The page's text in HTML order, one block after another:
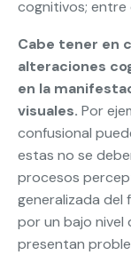
cognitivos;
Cabe tener en
alteraciones
en la
visuales. Por
confusional
estas no se
procesos
generalizada del
por un bajo nivel
presentan